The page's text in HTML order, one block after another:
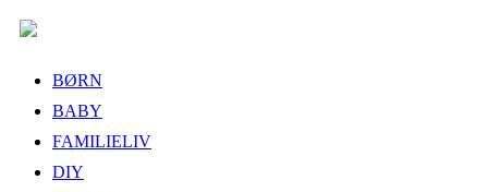
BØRN
BABY
FAMILIELIV
DIY